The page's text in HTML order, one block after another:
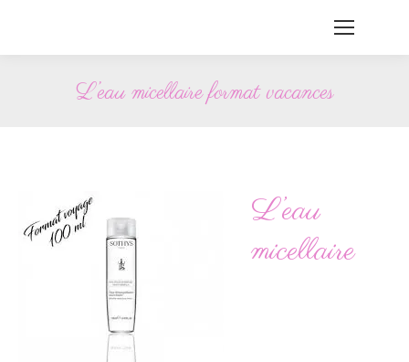
L’eau micellaire format vacances
L’eau
micellaire